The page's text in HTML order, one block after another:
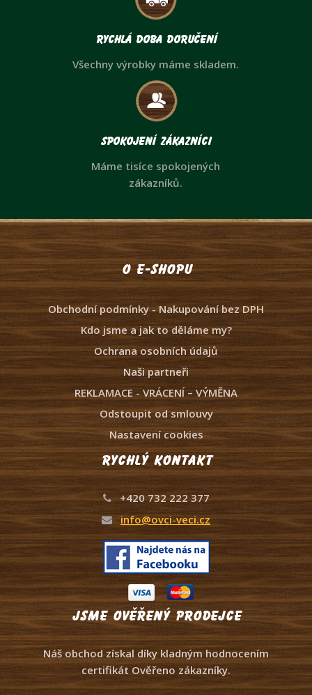
Rychlá doba doručení
Všechny výrobky máme skladem.
Spokojení zákazníci
Máme tisíce spokojených
zákazníků.
O e-shopu
Obchodní podmínky - Nakupování bez DPH
Kdo jsme a jak to děláme my?
Ochrana osobních údajů
Naši partneři
REKLAMACE - VRÁCENÍ – VÝMĚNA
Odstoupit od smlouvy
Nastavení cookies
Rychlý kontakt
+420 732 222 377
info@ovci-veci.cz
Jsme ověřený prodejce
Náš obchod získal díky kladným hodnocením
certifikát Ověřeno zákazníky.